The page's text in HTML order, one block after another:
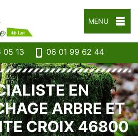
MENU
05 13 06 01 99 62 44
EN
ARBRE ET
CROIX 46800